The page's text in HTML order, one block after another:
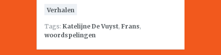
Verhalen
Tags: Katelijne De Vuyst, Frans,
woordspelingen